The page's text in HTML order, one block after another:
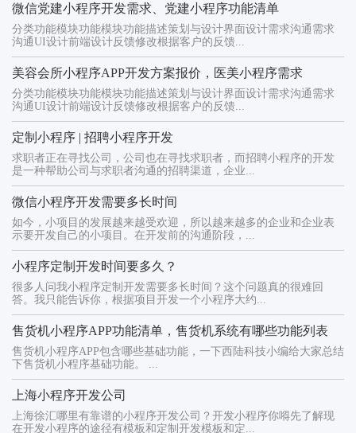
微信党建小程序开发需求、党建小程序功能清单
分类功能模块功能模块功能描述策划与设计界面设计需求沟通需求
沟通UI设计前端设计反馈修改根据客户的反馈...
美容会所小程序APP开发方案报价，医美小程序需求
分类功能模块功能模块功能描述策划与设计界面设计需求沟通需求
沟通UI设计前端设计反馈修改根据客户的反馈...
定制小程序 | 招聘小程序开发
求职者正在寻找公司，公司也在寻找求职者，而招聘小程序的开发
是一种帮助公司与求职者沟通的招聘渠道，企业...
微信小程序开发需要多长时间
如今，小项目的发展越来越受欢迎，所以越来越多的企业和企业表
示要开发自己的小项目。在开发前的沟通阶段，...
小程序定制开发时间要多久？
很多人问我小程序定制开发需要多长时间？这个问题真的很难回
答。我只能告诉你，根据项目开发一个小程序大约...
售货机小程序APP功能清单，售货机系统有哪些功能列表
售货机小程序APP包含哪些基础功能，一下西陆科技小编给大家总结
上海小程序开发公司
上海徐汇哪里有靠谱的小程序开发公司？开发小程序你嘚先了解现
在开发小程序的途径有模板和定制开发模板和定...